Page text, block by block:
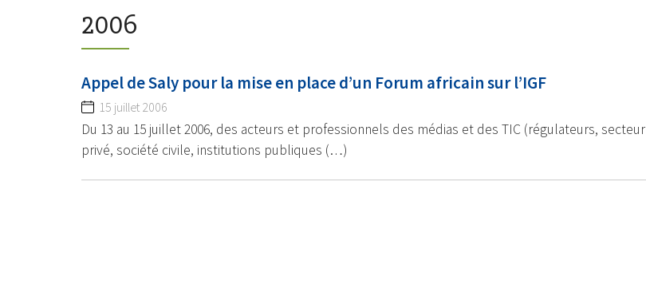
2006
Appel de Saly pour la mise en place d’un Forum africain sur l’IGF
15 juillet 2006
Du 13 au 15 juillet 2006, des acteurs et professionnels des médias et des TIC (régulateurs, secteur
privé, société civile, institutions publiques (…)